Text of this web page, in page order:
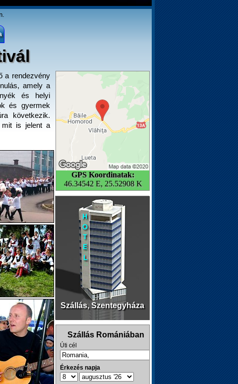
GPS Koordinatak:
46.34542 E, 25.52908 K
a rendezvény
amely a
és helyi
és gyermek
következik.
mit is jelent a
Szállás, Szentegyháza